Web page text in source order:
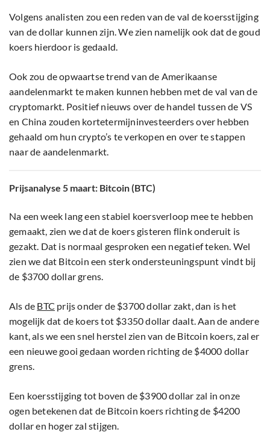
Volgens analisten zou een reden van de val de koersstijging
van de dollar kunnen zijn. We zien namelijk ook dat de goud
koers hierdoor is gedaald.
Ook zou de opwaartse trend van de Amerikaanse
aandelenmarkt te maken kunnen hebben met de val van de
cryptomarkt. Positief nieuws over de handel tussen de VS
en China zouden kortetermijninvesteerders over hebben
gehaald om hun crypto’s te verkopen en over te stappen
naar de aandelenmarkt.
Prijsanalyse 5 maart: Bitcoin (BTC)
Na een week lang een stabiel koersverloop mee te hebben
gemaakt, zien we dat de koers gisteren flink onderuit is
gezakt. Dat is normaal gesproken een negatief teken. Wel
zien we dat Bitcoin een sterk ondersteuningspunt vindt bij
de $3700 dollar grens.
Als de BTC prijs onder de $3700 dollar zakt, dan is het
mogelijk dat de koers tot $3350 dollar daalt. Aan de andere
kant, als we een snel herstel zien van de Bitcoin koers, zal er
een nieuwe gooi gedaan worden richting de $4000 dollar
grens.
Een koersstijging tot boven de $3900 dollar zal in onze
ogen betekenen dat de Bitcoin koers richting de $4200
dollar en hoger zal stijgen.